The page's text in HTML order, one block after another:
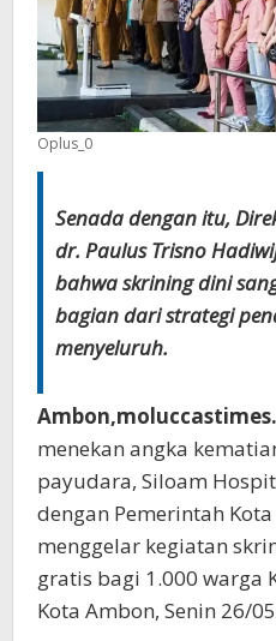
Oplus_0
Senada dengan itu,
dr. Paulus Trisno
bahwa skrining dini
bagian dari strategi
menyeluruh.
menekan angka
payudara, Siloam
dengan Pemerintah
menggelar kegiatan
gratis bagi 1.000 warga
Kota Ambon, Senin 26/